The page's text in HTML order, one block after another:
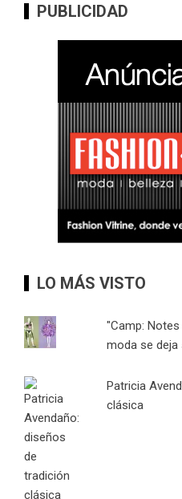
PUBLICIDAD
LO MÁS VISTO
"Camp:
moda se
Patricia
clásica